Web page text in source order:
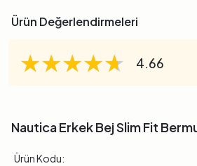
Ürün Değerlendirmeleri
★★★★★
★★★★★
★★★★★ 4.66
Nautica Erkek Bej Slim Fit
Ürün Kodu: